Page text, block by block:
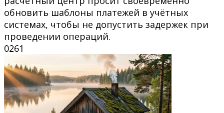
обновить шаблоны платежей в учётных
системах, чтобы не допустить задержек при
проведении операций.
0261